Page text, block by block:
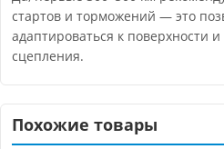
стартов и торможений — это
адаптироваться к поверхности
сцепления.
Похожие товары